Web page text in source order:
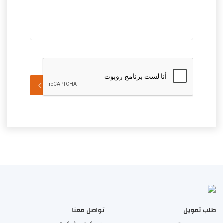
إرسال الرسالة
طلب تمويل
تواصل معنا